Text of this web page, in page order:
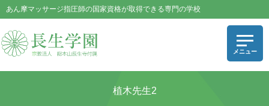
あん摩マッサージ指圧師の国家資格が取得できる専門の学校
植木先生2